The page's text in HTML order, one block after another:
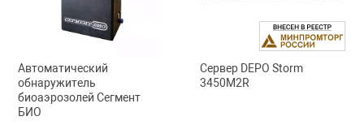
Автоматический
обнаружитель
биоаэрозолей Сегмент
БИО
Сервер DEPO Storm
3450M2R